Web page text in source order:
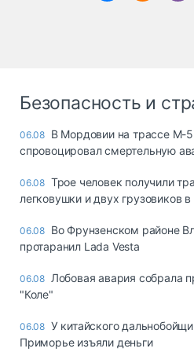
Безопасность и
06.08 В Мордовии на трассе М-
спровоцировал смертельную
06.08 Трое человек получили
легковушки и двух грузовиков
06.08 Во Фрунзенском районе
протаранил Lada Vesta
06.08 Лобовая авария собрала
"Коле"
06.08 У китайского
Приморье изъяли деньги